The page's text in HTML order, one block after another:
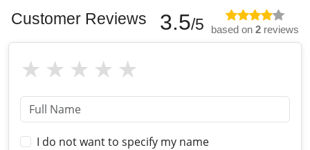
Customer Reviews 3.5/5 based on 2 reviews
I do not want to specify my name